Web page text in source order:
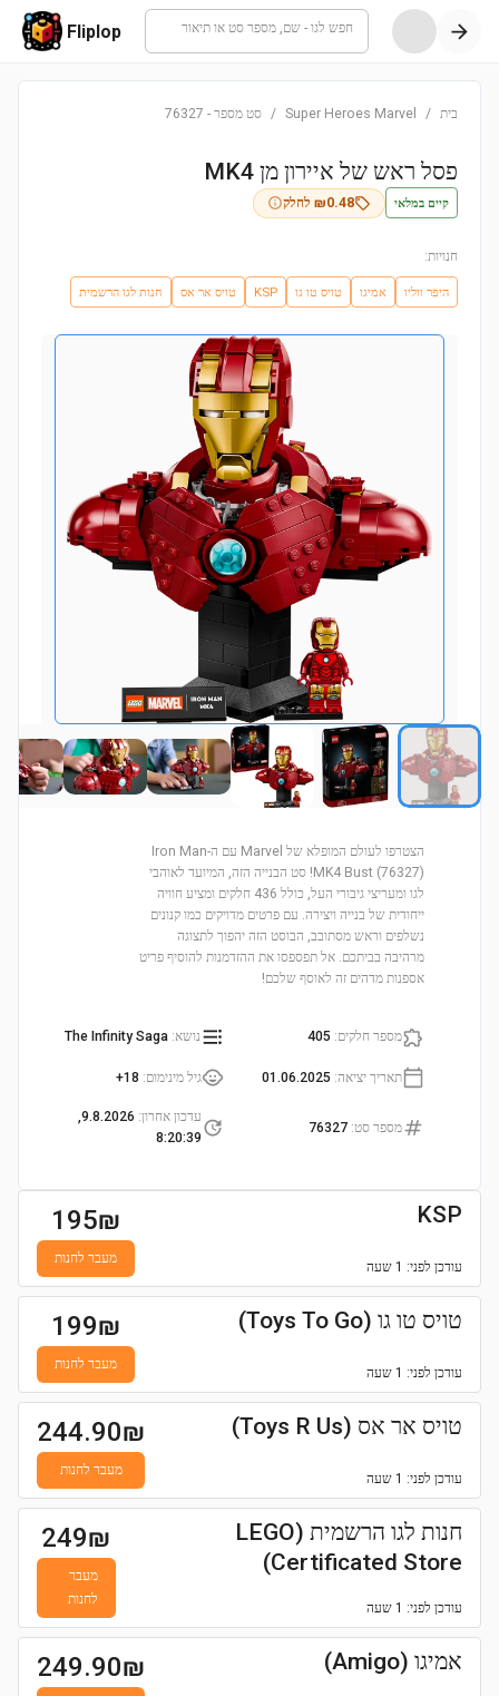
חפש לגו - שם, מספר סט או תיאור Fliplop
בית /
Super Heroes Marvel
/ סט מספר -
76327
פסל ראש של איירון מן MK4
קיים במלאי ₪0.48 לחלק
חנויות:
היפר ווליו אמיגו טויס טו גו KSP טויס אר אס חנות לגו הרשמית
הצטרפו לעולם המופלא של Marvel עם ה-Iron Man
MK4 Bust (76327)! סט הבנייה הזה, המיועד לאוהבי
לגו ומעריצי גיבורי העל, כולל 436 חלקים ומציע חוויה
ייחודית של בנייה ויצירה. עם פרטים מדויקים כמו קנונים
נשלפים וראש מסתובב, הבוסט הזה יהפוך לתצוגה
מרהיבה בביתכם. אל תפספסו את ההזדמנות להוסיף פריט
אספנות מדהים זה לאוסף שלכם!
מספר חלקים:
405 נושא:
The Infinity Saga
תאריך יציאה:
01.06.2025 גיל מינימום:
18+
מספר סט:
76327
עדכון אחרון:
9.8.2026,
8:20:39
KSP
עודכן לפני: 1 שעה
195₪
מעבר לחנות
טויס טו גו (Toys To Go)
עודכן לפני: 1 שעה
199₪
מעבר לחנות
טויס אר אס (Toys R Us)
עודכן לפני: 1 שעה
244.90₪
מעבר לחנות
חנות לגו הרשמית (LEGO
Certificated Store)
עודכן לפני: 1 שעה
249₪
מעבר
לחנות
אמיגו (Amigo) 249.90₪